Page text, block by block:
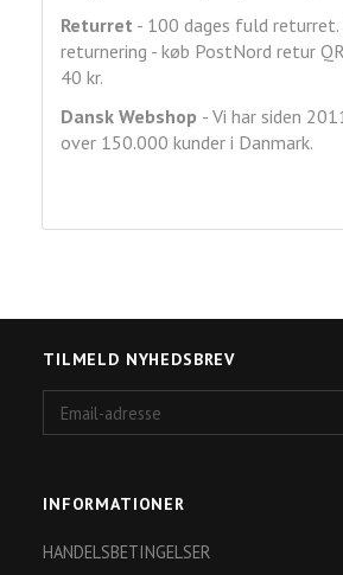
Returret - 100 dages fuld
returnering - køb PostNord retur
40 kr.
Dansk Webshop - Vi har siden
over 150.000 kunder i Danmark.
TILMELD NYHEDSBREV
adresse
INFORMATIONER
HANDELSBETINGELSER